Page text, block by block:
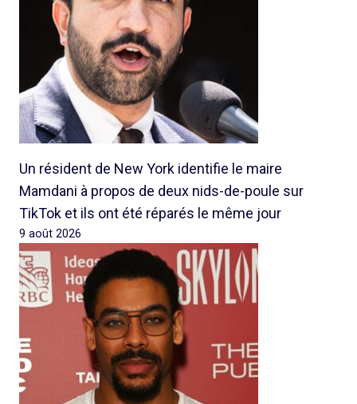
Un résident de New York identifie le maire
Mamdani à propos de deux nids-de-poule sur
TikTok et ils ont été réparés le même jour
9 août 2026